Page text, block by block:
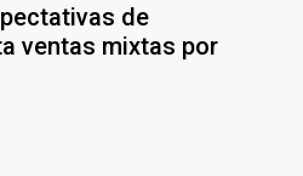
de
ventas mixtas por